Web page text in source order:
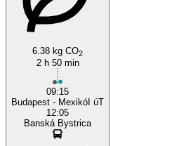
6.38 kg CO2
2 h 50 min
09:15
Budapest - MexikóI úT
12:05
Banská Bystrica